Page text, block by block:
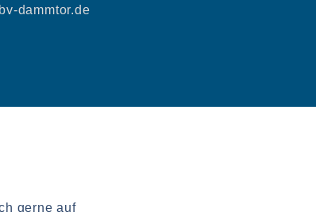
dammtor.de
gerne auf